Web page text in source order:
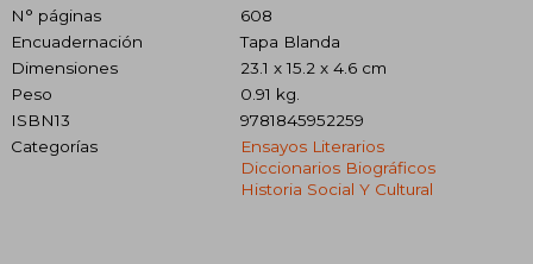
N° páginas
608
Encuadernación
Tapa Blanda
Dimensiones
23.1 x 15.2 x 4.6 cm
Peso
0.91 kg.
ISBN13
9781845952259
Categorías
Ensayos Literarios
Diccionarios Biográficos
Historia Social Y Cultural